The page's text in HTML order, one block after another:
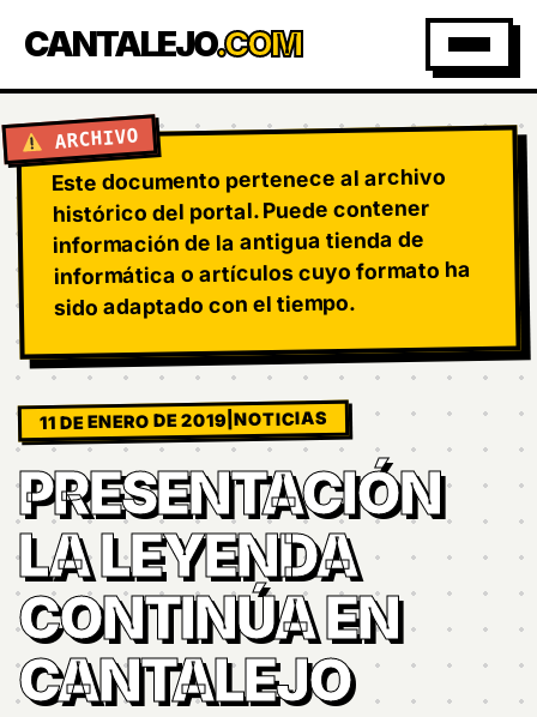
CANTALEJO.COM
ARCHIVO
Este documento pertenece al archivo
histórico del portal. Puede contener
información de la antigua tienda de
informática o artículos cuyo formato ha
sido adaptado con el tiempo.
11 DE ENERO DE 2019|NOTICIAS
PRESENTACIÓN
LA LEYENDA
CONTINÚA EN
CANTALEJO